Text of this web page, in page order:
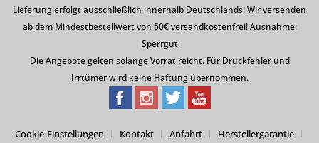
Lieferung erfolgt ausschließlich innerhalb Deutschlands! Wir versenden
ab dem Mindestbestellwert von 50€ versandkostenfrei! Ausnahme:
Sperrgut
Die Angebote gelten solange Vorrat reicht. Für Druckfehler und
Irrtümer wird keine Haftung übernommen.
Cookie-Einstellungen Kontakt Anfahrt
Herstellergarantie